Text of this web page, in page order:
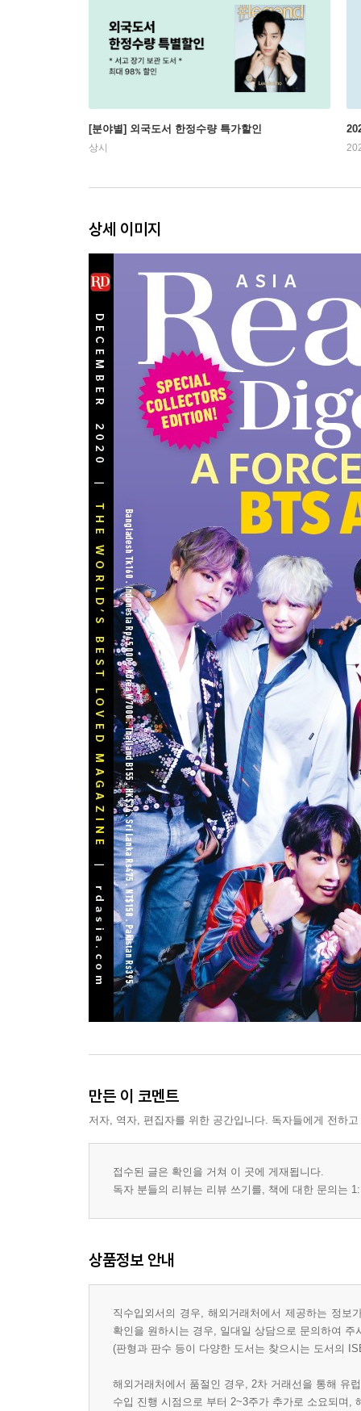
[분야별] 외국도서 한정수량 특가할인
상시
상세 이미지
만든 이 코멘트
저자, 역자, 편집자를 위한 공간입니다. 독자들에게 전하
접수된 글은 확인을 거쳐 이 곳에 게재됩니다.
독자 분들의 리뷰는 리뷰 쓰기를, 책에 대한 문의는
상품정보 안내
직수입외서의 경우, 해외거래처에서 제공하는 정
확인을 원하시는 경우, 일대일 상담으로 문의하여 주
(판형과 판수 등이 다양한 도서는 찾으시는 도서의
해외거래처에서 품절인 경우, 2차 거래선을 통해 유
수입 진행 시점으로 부터 2~3주가 추가로 소요되며,